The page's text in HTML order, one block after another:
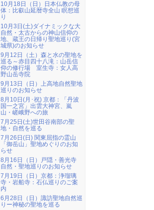
10月18日（日）日本仏教の母
体：比叡山延暦寺全山 瞑想巡
り
10月3日(土)ダイナミックな大
自然・太古からの神山信仰の
地、蔵王の日帰り聖地巡り(宮
城県)のお知らせ
9月12日（土）森と水の聖地を
巡る～赤目四十八滝：山岳信
仰の修行場 室生寺：女人高
野山岳寺院
9月13日（日）上高地自然聖地
巡りのお知らせ
8月10日(月･祝) 京都：「丹波
国一之宮」出雲大神宮、嵐
山・嵯峨野への旅
7月25日(土)世田谷南部の聖
地・自然を巡る
7月26日(日) 関東屈指の霊山
「御岳山」聖地めぐりのお知
らせ
8月16日（日）戸隠・善光寺
自然・聖地巡りのお知らせ
7月19日（日）京都：浄瑠璃
寺・岩船寺：石仏巡りのご案
内
6月28日（日）諏訪聖地自然巡
りー神秘の聖地を巡る